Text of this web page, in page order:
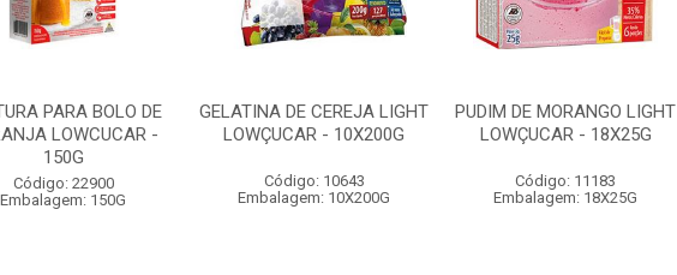
PARA BOLO DE
LOWCUCAR -
150G
Código: 22900
Embalagem: 150G
GELATINA DE CEREJA LIGHT
LOWÇUCAR - 10X200G
Código: 10643
Embalagem: 10X200G
PUDIM DE MORANGO LIGHT
LOWÇUCAR - 18X25G
Código: 11183
Embalagem: 18X25G